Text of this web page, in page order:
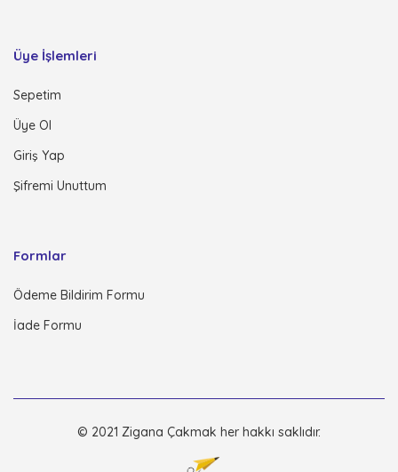
Üye İşlemleri
Sepetim
Üye Ol
Giriş Yap
Şifremi Unuttum
Formlar
Ödeme Bildirim Formu
İade Formu
© 2021 Zigana Çakmak her hakkı saklıdır.